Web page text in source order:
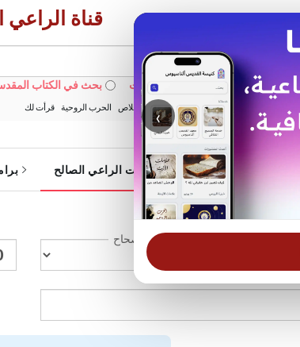
‹
قناة الراعي
بحث في الويبسايت بحث في الكتاب
الأكثر بحثًا: خبزنا اليومي الخلاص الحرب الروحية قرأت لك
الرئيسية خدمات الراعي الصالح
الإصحاح